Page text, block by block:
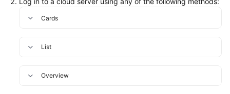
Cards
List
Overview